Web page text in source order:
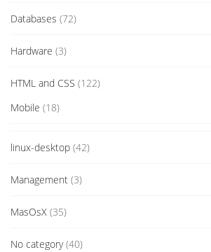
Databases (72)
Hardware (3)
HTML and CSS (122)
Mobile (18)
linux-desktop (42)
Management (3)
MasOsX (35)
No category(40)